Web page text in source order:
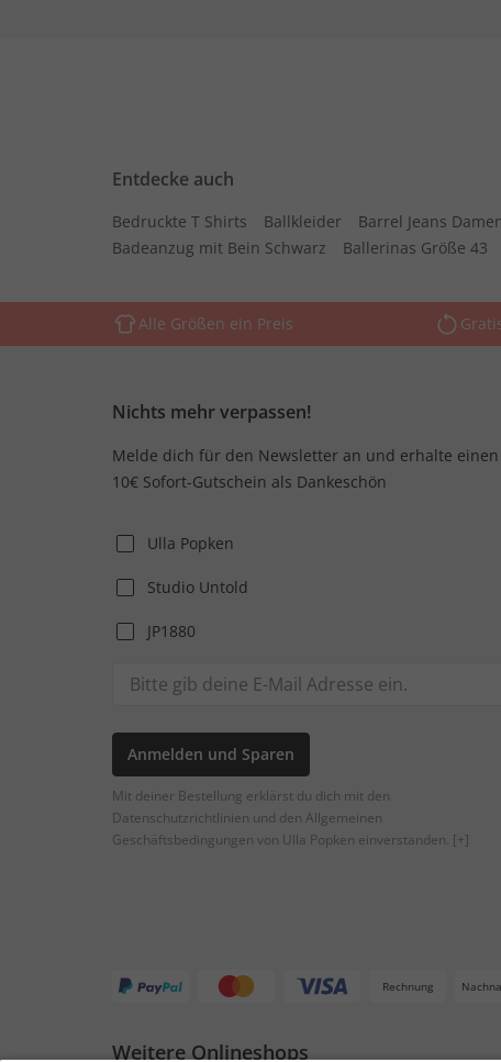
Entdecke auch
Bedruckte T Shirts Ballkleider Barrel Jeans
Badeanzug mit Bein Schwarz
Ballerinas Größe 43
Alle Größen ein Preis
Nichts mehr verpassen!
Melde dich für den Newsletter an und erhalte einen
10€ Sofort-Gutschein als Dankeschön
Ulla Popken
Studio Untold
JP1880
Anmelden und Sparen
Mit deiner Bestellung erklärst du dich mit den
Datenschutzrichtlinien und den Allgemeinen
Geschäftsbedingungen von Ulla Popken einverstanden. [+]
Rechnung
Weitere Onlineshops